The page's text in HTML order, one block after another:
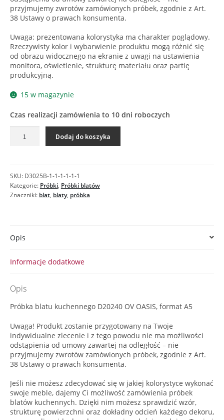
przyjmujemy zwrotów zamówionych próbek, zgodnie z Art.
38 Ustawy o prawach konsumenta.
Uwaga: prezentowana kolorystyka ma charakter poglądowy.
Rzeczywisty kolor i wybarwienie produktu mogą różnić się
od obrazu widocznego na ekranie z uwagi na ustawienia
monitora, oświetlenie, strukturę materiału oraz partię
produkcyjną.
15 w magazynie
Czas realizacji zamówienia to 10 dni roboczych
D20240OV
blatu
Dodaj do koszyka
SKU: D3025B-1-1-1-1-1-1
Kategorie: Próbki, Próbki blatów
Znaczniki: blat, blaty, próbka
Opis
Informacje dodatkowe
Opis
Próbka blatu kuchennego D20240 OV OASIS, format A5
Uwaga! Produkt zostanie przygotowany na Twoje
indywidualne zlecenie i z tego powodu nie ma możliwości
odstąpienia od umowy zawartej na odległość – nie
przyjmujemy zwrotów zamówionych próbek, zgodnie z Art.
38 Ustawy o prawach konsumenta.
Jeśli nie możesz zdecydować się w jakiej kolorystyce wykonać
swoje meble, dajemy Ci możliwość zamówienia próbek
blatów kuchennych. Dzięki nim możesz sprawdzić wzór,
strukturę powierzchni oraz dokładny odcień każdego dekoru,